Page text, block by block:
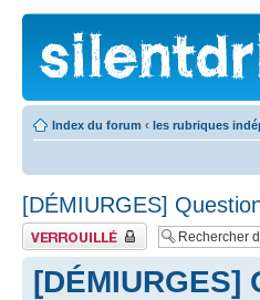
Index du forum ‹ les rubriques
[DÉMIURGES]
Fil verrouillé
[DÉMIURGES]